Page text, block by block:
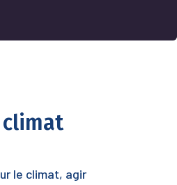
le climat, agir